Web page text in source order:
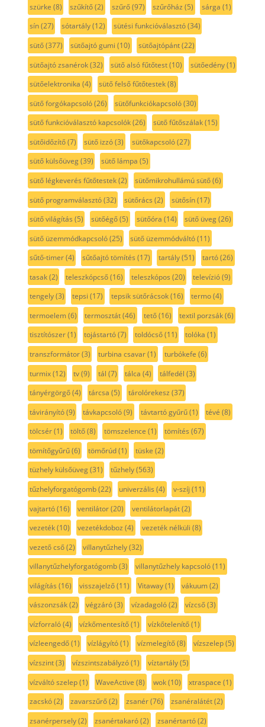
szürke (8) szűkítő(2) szűrő(97) szűrőház (5) sárga (1)
sín(27) sótartály(12) sütési funkcióválasztó(34)
sütő(377) sütőajtó gumi (10) sütőajtópánt(22)
sütőajtó zsanérok(32) sütő alsó fűtőtest(10) sütőedény(1)
sütőelektronika (4) sütő felső fűtőtestek(8)
sütő forgókapcsoló(26) sütőfunkciókapcsoló(30)
sütő funkcióválasztó kapcsolók(26) sütő fűtőszálak(15)
sütőidőzítő(7) sütő izzó(3) sütőkapcsoló(27)
sütő külsőüveg(39) sütő lámpa (5)
sütő légkeverés fűtőtestek(2) sütőmikrohullámú sütő(6)
sütő programválasztó(32) sütőrács (2) sütősín(17)
sütő világítás (5) sütőégő(5) sütőóra (14) sütő üveg(26)
sütő üzemmódkapcsoló(25) sütő üzemmódváltó(11)
sűtő-timer(4) sűtőajtó tömítés (17) tartály(51) tartó(26)
tasak(2) teleszkópcső(16) teleszkópos (20) televízió(9)
tengely(3) tepsi (17) tepsik sütőrácsok(16) termo(4)
termoelem(6) termosztát(46) tető(16) textil porzsák(6)
tisztítószer(1) tojástartó(7) toldócső(11) tolóka (1)
transzformátor(3) turbina csavar(1) turbókefe (6)
turmix(12) tv(9) tál (7) tálca (4) tálfedél (3)
tányérgörgő(4) tárcsa (5) tárolórekesz (37)
távirányító(9) távkapcsoló(9) távtartó gyűrű(1) tévé (8)
tölcsér(1) töltő(8) tömszelence (1) tömítés (67)
tömítőgyűrű(6) tömőrúd(1) tüske (2)
tüzhely külsőüveg(31) tűzhely(563)
tűzhelyforgatógomb(22) univerzális (4) v-szíj (11)
vajtartó(16) ventilátor(20) ventilátorlapát(2)
vezeték(10) vezetékdoboz (4) vezeték nélküli (8)
vezető cső(2) villanytűzhely(32)
villanytűzhelyforgatógomb(3) villanytűzhely kapcsoló(11)
világítás (16) visszajelző(11) Vitaway(1) vákuum(2)
vászonzsák(2) végzáró(3) vízadagoló(2) vízcső(3)
vízforraló(4) vízkőmentesítő(1) vízkőtelenítő(1)
vízleengedő(1) vízlágyító(1) vízmelegítő(8) vízszelep(5)
vízszint(3) vízszintszabályzó(1) víztartály(5)
vízváltó szelep(1) WaveActive (8) wok(10) xtraspace (1)
zacskó(2) zavarszűrő(2) zsanér(76) zsanéralátét(2)
zsanérpersely(2) zsanértakaró(2) zsanértartó(2)